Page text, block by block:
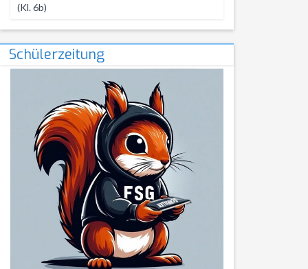
(Kl. 6b)
Schülerzeitung